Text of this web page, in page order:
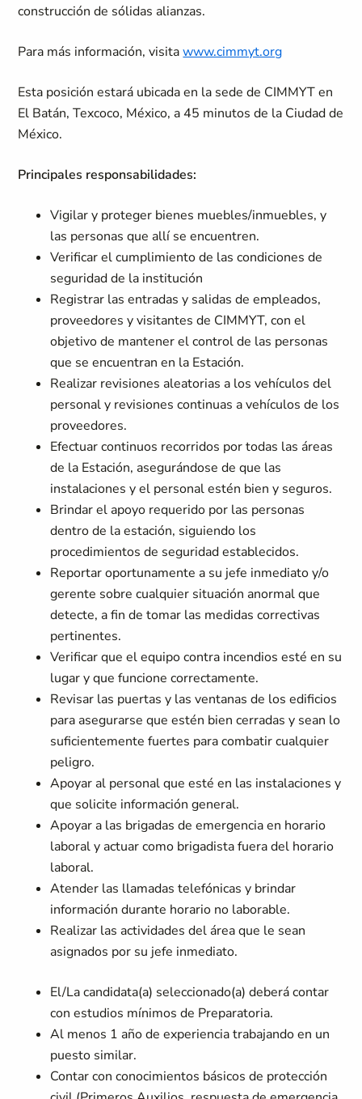
construcción de sólidas alianzas.
Para más información, visitawww.cimmyt.org
Esta posición estará ubicada en la sede de CIMMYT en
El Batán, Texcoco, México, a 45 minutos de la Ciudad de
México.
Principales responsabilidades:
Vigilar y proteger bienes muebles/inmuebles, y
las personas que allí se encuentren.
Verificar el cumplimiento de las condiciones de
seguridad de la institución
Registrar las entradas y salidas de empleados,
proveedores y visitantes de CIMMYT, con el
objetivo de mantener el control de las personas
que se encuentran en la Estación.
Realizar revisiones aleatorias a los vehículos del
personal y revisiones continuas a vehículos de los
proveedores.
Efectuar continuos recorridos por todas las áreas
de la Estación, asegurándose de que las
instalaciones y el personal estén bien y seguros.
Brindar el apoyo requerido por las personas
dentro de la estación, siguiendo los
procedimientos de seguridad establecidos.
Reportar oportunamente a su jefe inmediato y/o
gerente sobre cualquier situación anormal que
detecte, a fin de tomar las medidas correctivas
pertinentes.
Verificar que el equipo contra incendios esté en su
lugar y que funcione correctamente.
Revisar las puertas y las ventanas de los edificios
para asegurarse que estén bien cerradas y sean lo
suficientemente fuertes para combatir cualquier
peligro.
Apoyar al personal que esté en las instalaciones y
que solicite información general.
Apoyar a las brigadas de emergencia en horario
laboral y actuar como brigadista fuera del horario
laboral.
Atender las llamadas telefónicas y brindar
información durante horario no laborable.
Realizar las actividades del área que le sean
asignados por su jefe inmediato.
El/La candidata(a) seleccionado(a) deberá contar
con estudios mínimos de Preparatoria.
Al menos 1 año de experiencia trabajando en un
puesto similar.
Contar con conocimientos básicos de protección